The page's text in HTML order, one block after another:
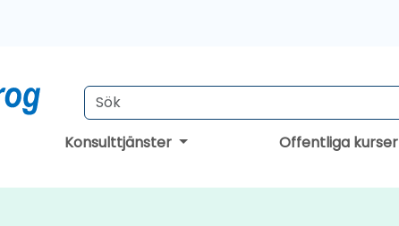
Konsulttjänster Offentliga kurser